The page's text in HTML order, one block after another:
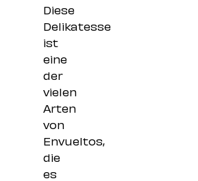
Diese
Delikatesse
ist
eine
der
vielen
Arten
von
Envueltos,
die
es